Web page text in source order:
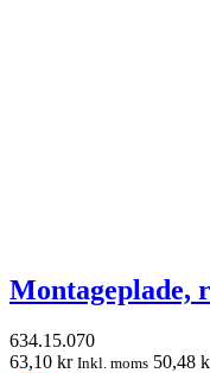
Montageplade,
634.15.070
63,10 kr Inkl. moms 50,48